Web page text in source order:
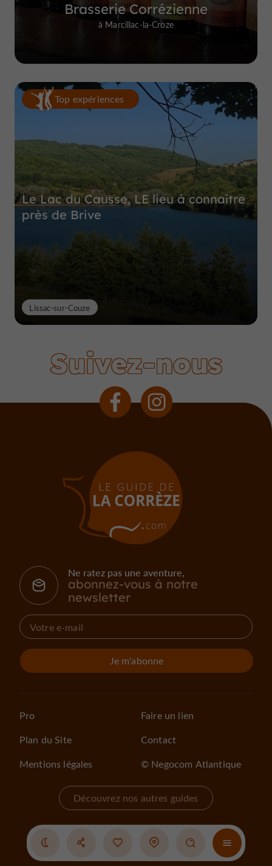
Brasserie Corrézienne
à Marcillac-la-Croze
Top expériences
Le Lac du Causse, LE lieu à connaître
près de Brive
Lissac-sur-Couze
Suivez-nous
Ne ratez pas une aventure,
abonnez-vous à notre
newsletter
Je m'abonne
Pro
Plan du Site
Mentions légales
Faire un lien
Contact
© Negocom Atlantique
Découvrez nos autres guides